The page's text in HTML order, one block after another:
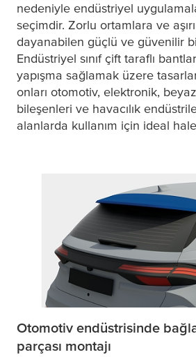
nedeniyle endüstriyel
seçimdir. Zorlu ortamlara ve aşırı
dayanabilen güçlü ve güvenilir
Endüstriyel sınıf çift taraflı
yapışma sağlamak üzere
onları otomotiv, elektronik,
bileşenleri ve havacılık
alanlarda kullanım için ideal
Otomotiv endüstrisinde
parçası montajı